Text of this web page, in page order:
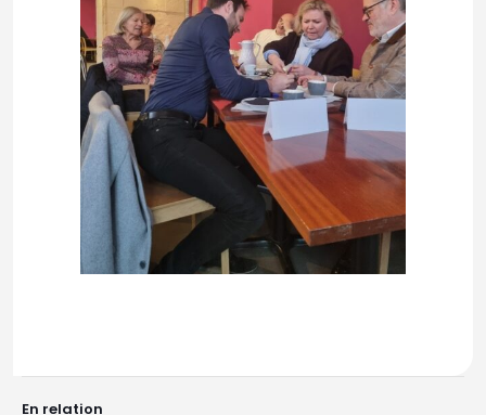
En relation